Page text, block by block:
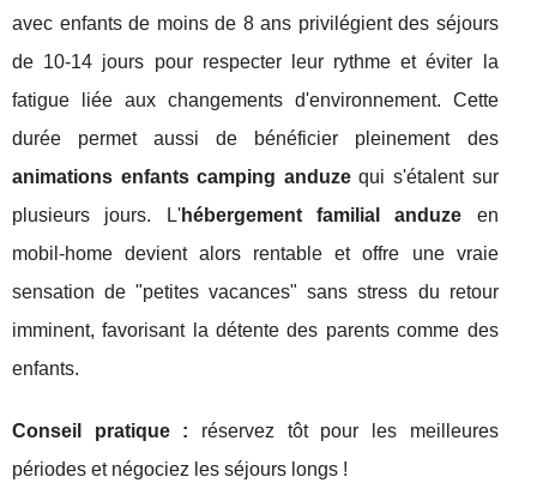
avec enfants de moins de 8 ans privilégient des séjours
de 10-14 jours pour respecter leur rythme et éviter la
fatigue liée aux changements d'environnement. Cette
durée permet aussi de bénéficier pleinement des
animations enfants camping anduzequi s'étalent sur
plusieurs jours. L'hébergement familial anduze en
mobil-home devient alors rentable et offre une vraie
sensation de "petites vacances" sans stress du retour
imminent, favorisant la détente des parents comme des
enfants.
Conseil pratique : réservez tôt pour les meilleures
périodes et négociez les séjours longs !